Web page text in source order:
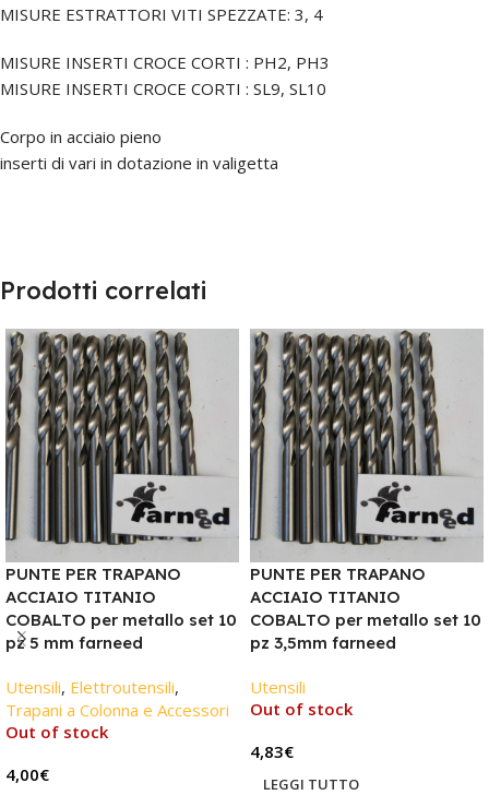
MISURE ESTRATTORI VITI SPEZZATE: 3, 4
MISURE INSERTI CROCE CORTI : PH2, PH3
MISURE INSERTI CROCE CORTI : SL9, SL10
Corpo in acciaio pieno
inserti di vari in dotazione in valigetta
Prodotti correlati
PUNTE PER TRAPANO
ACCIAIO TITANIO
COBALTO per metallo set 10
pz 5 mm farneed
Utensili, Elettroutensili,
Trapani a Colonna e Accessori
Out of stock
4,00€
PUNTE PER TRAPANO
ACCIAIO TITANIO
COBALTO per metallo set 10
pz 3,5mm farneed
Utensili
Out of stock
4,83€
LEGGI TUTTO